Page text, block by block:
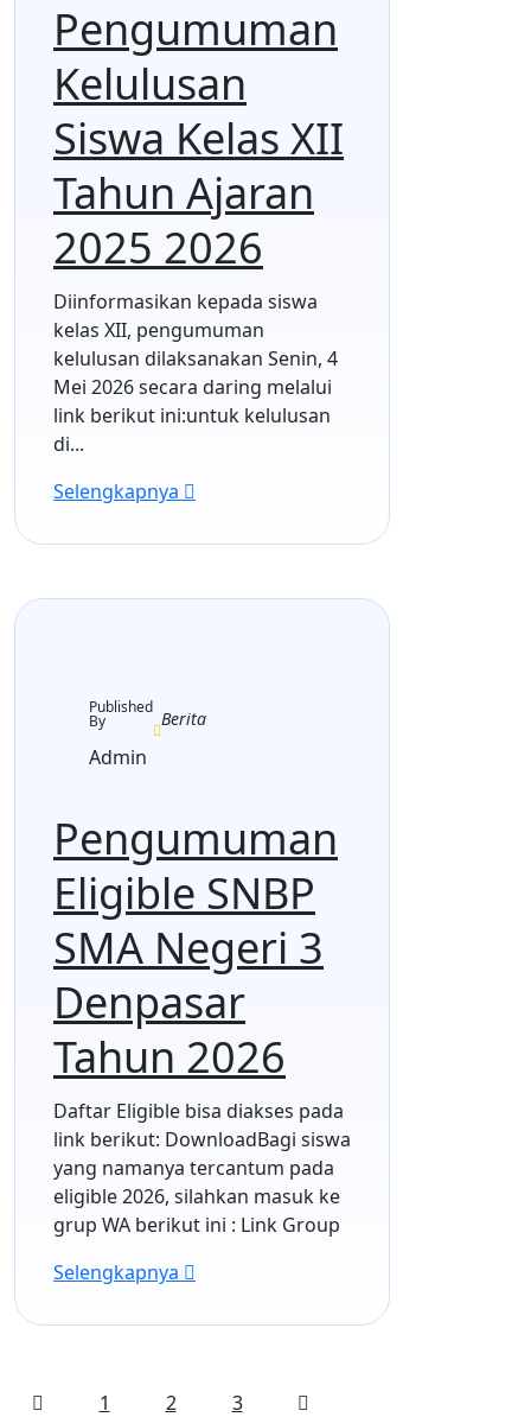
Pengumuman
Kelulusan
Siswa Kelas XII
Tahun Ajaran
2025 2026
Diinformasikan kepada siswa
kelas XII, pengumuman
kelulusan dilaksanakan Senin, 4
Mei 2026 secara daring melalui
link berikut ini:untuk kelulusan
di...
Selengkapnya
Published
By
Admin
Berita
Pengumuman
Eligible SNBP
SMA Negeri 3
Denpasar
Tahun 2026
Daftar Eligible bisa diakses pada
link berikut: DownloadBagi siswa
yang namanya tercantum pada
eligible 2026, silahkan masuk ke
grup WA berikut ini : Link Group
Selengkapnya
1 2 3